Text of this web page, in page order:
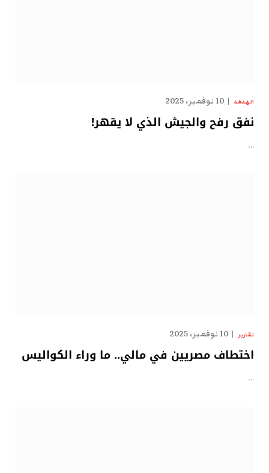
الهدهد 10 نوفمبر، 2025
نفق رفح والجيش الذي لا يقهر!
…
تقارير 10 نوفمبر، 2025
اختطاف مصريين في مالي.. ما وراء الكواليس
…